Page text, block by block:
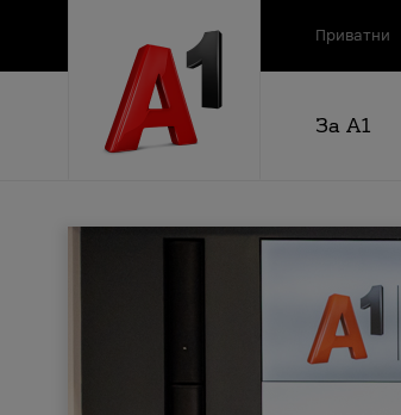
Приватни
За А1